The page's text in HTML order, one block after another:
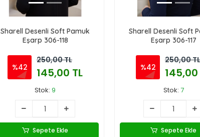
Sharell Desenli Soft Pamuk
Eşarp 306-118
%42
250,00 TL
145,00 TL
Stok: 9
Sepete Ekle
Sharell Desenli Soft
Eşarp 306-117
%42
250,00 TL
145,00
Stok: 7
Sepete Ekle